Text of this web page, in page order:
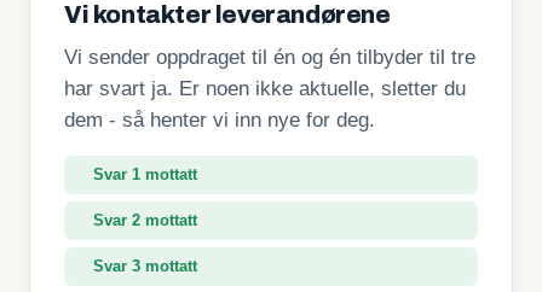
Vi kontakter leverandørene
Vi sender oppdraget til én og én tilbyder til tre
har svart ja. Er noen ikke aktuelle, sletter du
dem - så henter vi inn nye for deg.
Svar 1 mottatt
Svar 2 mottatt
Svar 3 mottatt